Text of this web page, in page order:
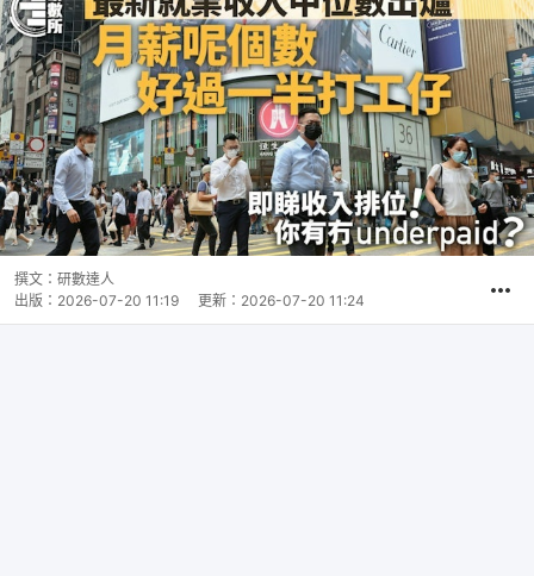
撰文： 研數達人
出版： 2026-07-20 11:19 更新： 2026-07-20 11:24